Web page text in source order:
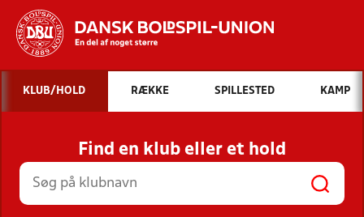
Hvad vil du søge efter?
INDHOLD OG NYHEDER
STILLINGER, RESULTATER, KLUBBER OG
HOLD
KLUB/HOLD RÆKKE SPILLESTED KAMP
Find en klub eller et hold